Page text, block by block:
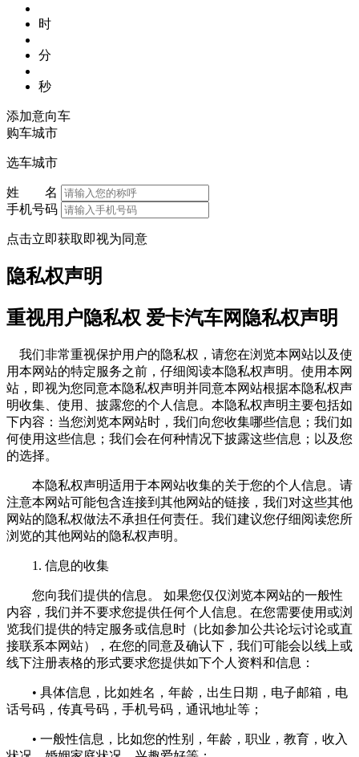
时
分
秒
添加意向车
购车城市
选车城市
姓 名
手机号码
点击立即获取即视为同意
隐私权声明
重视用户隐私权 爱卡汽车网隐私权声明
我们非常重视保护用户的隐私权，请您在浏览本网站以及使
用本网站的特定服务之前，仔细阅读本隐私权声明。使用本网
站，即视为您同意本隐私权声明并同意本网站根据本隐私权声
明收集、使用、披露您的个人信息。本隐私权声明主要包括如
下内容：当您浏览本网站时，我们向您收集哪些信息；我们如
何使用这些信息；我们会在何种情况下披露这些信息；以及您
的选择。
本隐私权声明适用于本网站收集的关于您的个人信息。请
注意本网站可能包含连接到其他网站的链接，我们对这些其他
网站的隐私权做法不承担任何责任。我们建议您仔细阅读您所
浏览的其他网站的隐私权声明。
1. 信息的收集
您向我们提供的信息。 如果您仅仅浏览本网站的一般性
内容，我们并不要求您提供任何个人信息。在您需要使用或浏
览我们提供的特定服务或信息时（比如参加公共论坛讨论或直
接联系本网站），在您的同意及确认下，我们可能会以线上或
线下注册表格的形式要求您提供如下个人资料和信息：
• 具体信息，比如姓名，年龄，出生日期，电子邮箱，电
话号码，传真号码，手机号码，通讯地址等；
• 一般性信息，比如您的性别，年龄，职业，教育，收入